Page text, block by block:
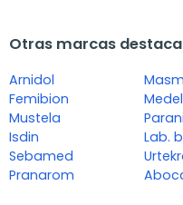
Otras marcas
Arnidol
Femibion
Mustela
Isdin
Sebamed
Pranarom
Lab.